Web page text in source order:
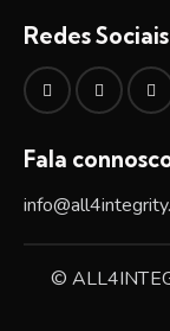
Redes Sociais
Fala
©